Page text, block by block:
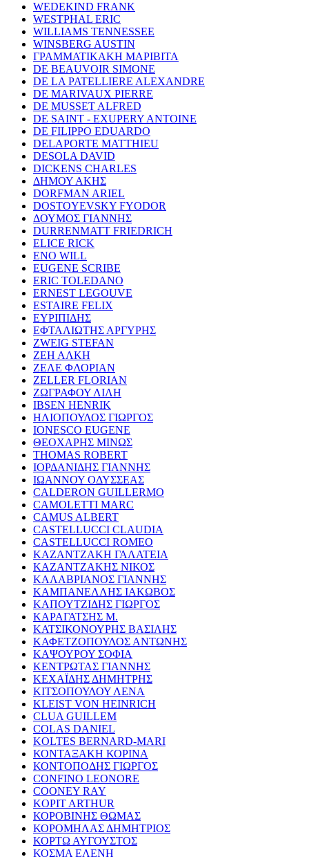
WEDEKIND FRANK
WESTPHAL ERIC
WILLIAMS TENNESSEE
WINSBERG AUSTIN
ΓΡΑΜΜΑΤΙΚΑΚΗ ΜΑΡΙΒΙΤΑ
DE BEAUVOIR SIMONE
DE LA PATELLIERE ALEXANDRE
DE MARIVAUX PIERRE
DE MUSSET ALFRED
DE SAINT - EXUPERY ANTOINE
DE FILIPPO EDUARDO
DELAPORTE MATTHIEU
DESOLA DAVID
DICKENS CHARLES
ΔΗΜΟΥ ΑΚΗΣ
DORFMAN ARIEL
DOSTOYEVSKY FYODOR
ΔΟΥΜΟΣ ΓΙΑΝΝΗΣ
DURRENMATT FRIEDRICH
ELICE RICK
ENO WILL
EUGENE SCRIBE
ERIC TOLEDANO
ERNEST LEGOUVE
ESTAIRE FELIX
ΕΥΡΙΠΙΔΗΣ
ΕΦΤΑΛΙΩΤΗΣ ΑΡΓΥΡΗΣ
ZWEIG STEFAN
ΖΕΗ ΑΛΚΗ
ΖΕΛΕ ΦΛΟΡΙΑΝ
ZELLER FLORIAN
ΖΩΓΡΑΦΟΥ ΛΙΛΗ
IBSEN HENRIK
ΗΛΙΟΠΟΥΛΟΣ ΓΙΩΡΓΟΣ
IONESCO EUGENE
ΘΕΟΧΑΡΗΣ ΜΙΝΩΣ
THOMAS ROBERT
ΙΟΡΔΑΝΙΔΗΣ ΓΙΑΝΝΗΣ
ΙΩΑΝΝΟΥ ΟΔΥΣΣΕΑΣ
CALDERON GUILLERMO
CAMOLETTI MARC
CAMUS ALBERT
CASTELLUCCI CLAUDIA
CASTELLUCCI ROMEO
ΚΑΖΑΝΤΖΑΚΗ ΓΑΛΑΤΕΙΑ
ΚΑΖΑΝΤΖΑΚΗΣ ΝΙΚΟΣ
ΚΑΛΑΒΡΙΑΝΟΣ ΓΙΑΝΝΗΣ
ΚΑΜΠΑΝΕΛΛΗΣ ΙΑΚΩΒΟΣ
ΚΑΠΟΥΤΖΙΔΗΣ ΓΙΩΡΓΟΣ
ΚΑΡΑΓΑΤΣΗΣ Μ.
ΚΑΤΣΙΚΟΝΟΥΡΗΣ ΒΑΣΙΛΗΣ
ΚΑΦΕΤΖΟΠΟΥΛΟΣ ΑΝΤΩΝΗΣ
ΚΑΨΟΥΡΟΥ ΣΟΦΙΑ
ΚΕΝΤΡΩΤΑΣ ΓΙΑΝΝΗΣ
ΚΕΧΑΪΔΗΣ ΔΗΜΗΤΡΗΣ
ΚΙΤΣΟΠΟΥΛΟΥ ΛΕΝΑ
KLEIST VON HEINRICH
CLUA GUILLEM
COLAS DANIEL
KOLTES BERNARD-MARI
ΚΟΝΤΑΞΑΚΗ ΚΟΡΙΝΑ
ΚΟΝΤΟΠΟΔΗΣ ΓΙΩΡΓΟΣ
CONFINO LEONORE
COONEY RAY
KOPIT ARTHUR
ΚΟΡΟΒΙΝΗΣ ΘΩΜΑΣ
ΚΟΡΟΜΗΛΑΣ ΔΗΜΗΤΡΙΟΣ
ΚΟΡΤΩ ΑΥΓΟΥΣΤΟΣ
ΚΟΣΜΑ ΕΛΕΝΗ